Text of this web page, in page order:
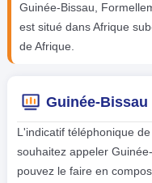
Guinée-Bissau,
est situé dans Afrique
de Afrique.
Guinée-Bissau
L'indicatif téléphonique
souhaitez appeler
pouvez le faire en